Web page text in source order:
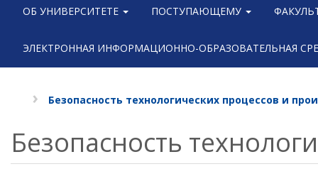
ОБ УНИВЕРСИТЕТЕ ПОСТУПАЮЩЕМУ
ЭЛЕКТРОННАЯ ИНФОРМАЦИОННО-ОБРАЗОВАТЕЛЬНАЯ
Безопасность технологических процессов и
Безопасность